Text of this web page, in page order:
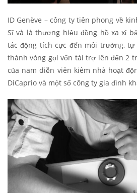
ID Genève – công ty tiên phong về
Sĩ và là thương hiệu đồng hồ xa xỉ
tác động tích cực đến môi trường,
thành vòng gọi vốn tài trợ lên đến 2
của nam diễn viên kiêm nhà hoạt
DiCaprio và một số công ty gia đình